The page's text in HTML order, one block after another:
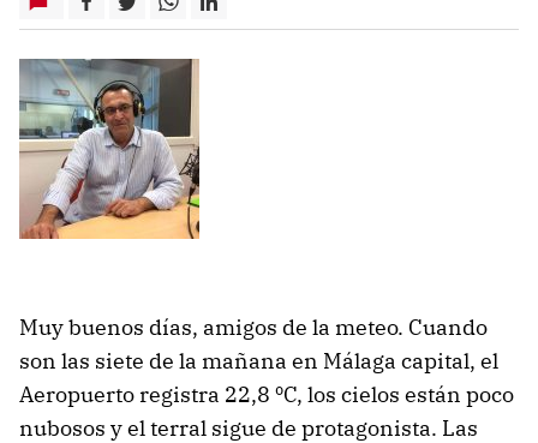
Muy buenos días, amigos de la meteo. Cuando
son las siete de la mañana en Málaga capital, el
Aeropuerto registra 22,8 ºC, los cielos están poco
nubosos y el terral sigue de protagonista. Las